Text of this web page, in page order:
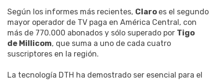
Según los informes más recientes, Claro es el segundo
mayor operador de TV paga en América Central, con
más de 770.000 abonados y sólo superado por Tigo
de Millicom, que suma a uno de cada cuatro
suscriptores en la región.
La tecnología DTH ha demostrado ser esencial para el